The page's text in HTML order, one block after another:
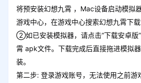
将预安装幻想九霄 ，Mac设备启动模拟
游戏中心，在游戏中心搜索幻想九霄下载
②如已安装模拟器，请点击“下载安卓版
霄 apk文件。下载完成后直接拖进模拟
装。
第二步: 登录游戏账号，无法使用之前游